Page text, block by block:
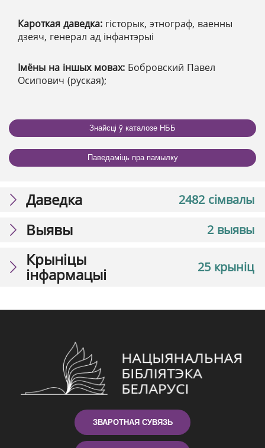
Кароткая даведка: гісторык, этнограф, ваенны
дзеяч, генерал ад інфантэрыі
Імёны на іншых мовах: Бобровский Павел
Осипович (руская);
Знайсці ў каталозе НББ
Паведаміць пра памылку
2482 сімвалы
Даведка
2 выявы
Выявы
25 крыніц
Крыніцы
інфармацыі
ЗВАРОТНАЯ СУВЯЗЬ